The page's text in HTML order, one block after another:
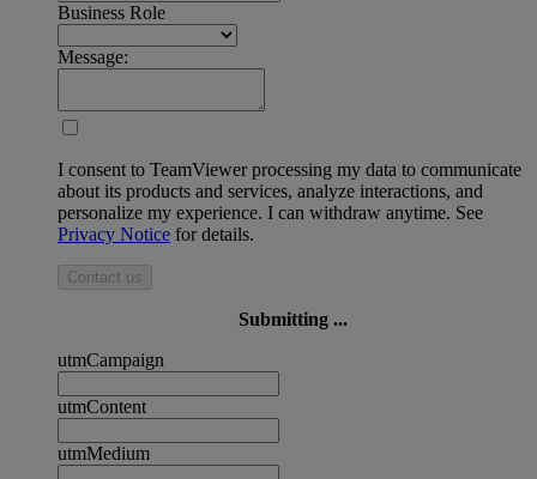
Business Role
Message:
I consent to TeamViewer processing my data to communicate
about its products and services, analyze interactions, and
personalize my experience. I can withdraw anytime. See
Privacy Notice for details.
Contact us
Submitting ...
utmCampaign
utmContent
utmMedium